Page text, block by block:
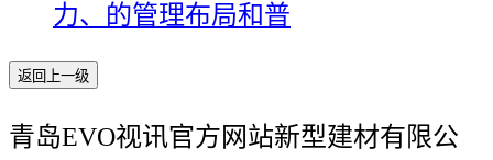
力、的管理布局和普
返回上一级
青岛EVO视讯官方网站新型建材有限公